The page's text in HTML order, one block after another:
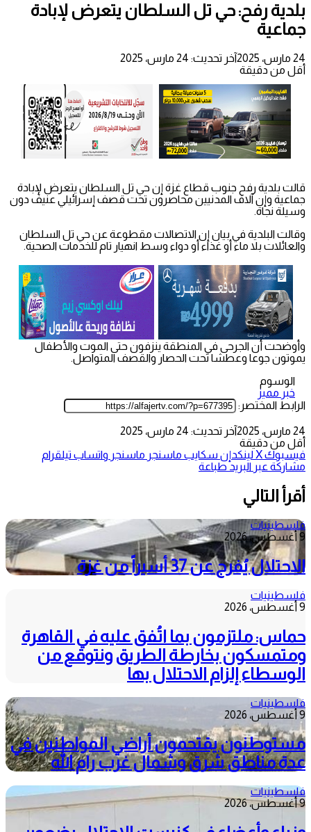
بلدية رفح: حي تل السلطان يتعرض لإبادة
جماعية
24 مارس، 2025
آخر تحديث: 24 مارس، 2025
أقل من دقيقة
قالت بلدية رفح جنوب قطاع غزة إن حي تل السلطان يتعرض لإبادة
جماعية وإن آلاف المدنيين محاصرون تحت قصف إسرائيلي عنيف دون
وسيلة نجاة.
وقالت البلدية في بيان إن الاتصالات مقطوعة عن حي تل السلطان
والعائلات بلا ماء أو غذاء أو دواء وسط انهيار تام للخدمات الصحية.
وأوضحت أن الجرحى في المنطقة ينزفون حتى الموت والأطفال
يموتون جوعا وعطشا تحت الحصار والقصف المتواصل.
الوسوم
خبر مميز
الرابط المختصر:
24 مارس، 2025
آخر تحديث: 24 مارس، 2025
أقل من دقيقة
فيسبوك‫Xلينكدإن سكايب ماسنجر ماسنجر واتساب تيلقرام
مشاركة عبر البريد طباعة
أقرأ التالي
فلسطينيات
9 أغسطس، 2026
الاحتلال يُفرج عن 37 أسيراً من غزة
فلسطينيات
9 أغسطس، 2026
حماس: ملتزمون بما اتُفق عليه في القاهرة
ومتمسكون بخارطة الطريق ونتوقع من
الوسطاء إلزام الاحتلال بها
فلسطينيات
9 أغسطس، 2026
مستوطنون يقتحمون أراضي المواطنين في
عدة مناطق شرق وشمال غرب رام الله
فلسطينيات
9 أغسطس، 2026